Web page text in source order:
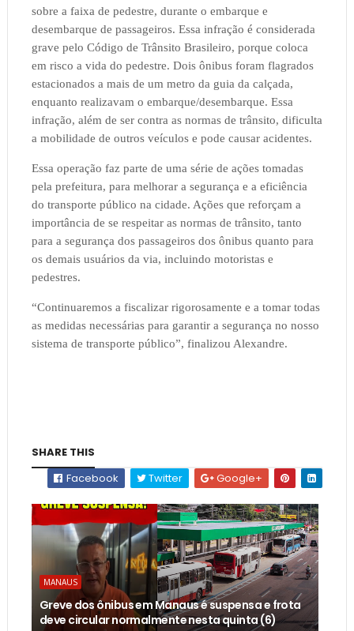
sobre a faixa de pedestre, durante o embarque e
desembarque de passageiros. Essa infração é considerada
grave pelo Código de Trânsito Brasileiro, porque coloca
em risco a vida do pedestre. Dois ônibus foram flagrados
estacionados a mais de um metro da guia da calçada,
enquanto realizavam o embarque/desembarque. Essa
infração, além de ser contra as normas de trânsito, dificulta
a mobilidade de outros veículos e pode causar acidentes.
Essa operação faz parte de uma série de ações tomadas
pela prefeitura, para melhorar a segurança e a eficiência
do transporte público na cidade. Ações que reforçam a
importância de se respeitar as normas de trânsito, tanto
para a segurança dos passageiros dos ônibus quanto para
os demais usuários da via, incluindo motoristas e
pedestres.
“Continuaremos a fiscalizar rigorosamente e a tomar todas
as medidas necessárias para garantir a segurança no nosso
sistema de transporte público”, finalizou Alexandre.
SHARE THIS
Facebook
Twitter Google+
MANAUS
Greve dos ônibus em Manaus é suspensa e frota
deve circular normalmente nesta quinta (6)